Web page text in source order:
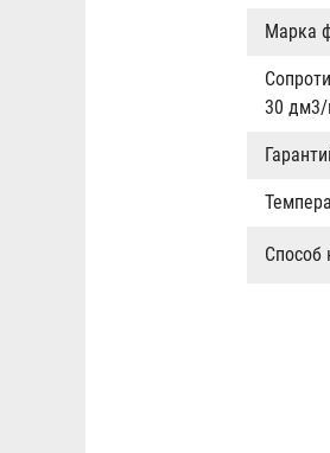
Марка
30 дм3/
Способ